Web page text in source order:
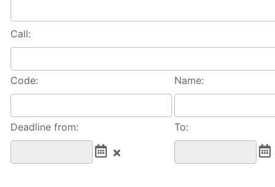
Call:
Code: Name:
Deadline from: To: